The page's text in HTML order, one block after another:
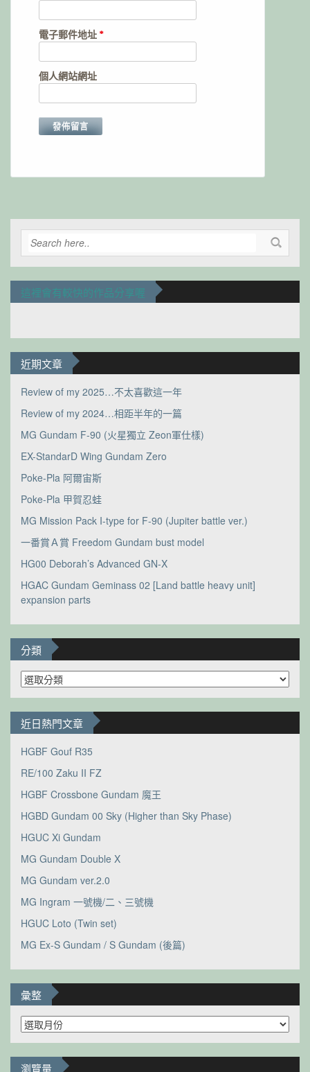
電子郵件地址 *
個人網站網址
這裡會有較快的作品分享喔
近期文章
Review of my 2025…不太喜歡這一年
Review of my 2024…相距半年的一篇
MG Gundam F-90 (火星獨立 Zeon軍仕樣)
EX-StandarD Wing Gundam Zero
Poke-Pla 阿爾宙斯
Poke-Pla 甲賀忍蛙
MG Mission Pack I-type for F-90 (Jupiter battle ver.)
一番賞Ａ賞 Freedom Gundam bust model
HG00 Deborah’s Advanced GN-X
HGAC Gundam Geminass 02 [Land battle heavy unit]
expansion parts
分類
分
類
近日熱門文章
HGBF Gouf R35
RE/100 Zaku II FZ
HGBF Crossbone Gundam 魔王
HGBD Gundam 00 Sky (Higher than Sky Phase)
HGUC Xi Gundam
MG Gundam Double X
MG Gundam ver.2.0
MG Ingram 一號機/二、三號機
HGUC Loto (Twin set)
MG Ex-S Gundam / S Gundam (後篇)
彙整
彙
整
瀏覽量